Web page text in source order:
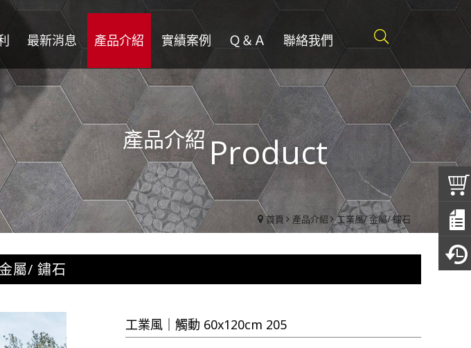
最新消息 產品介紹 實績案例 Ｑ＆Ａ 聯絡我們
Product
產品介紹
首頁 產品介紹 工業風/ 金屬/ 鏽石
屬/ 鏽石
工業風｜觸動 60x120cm 205